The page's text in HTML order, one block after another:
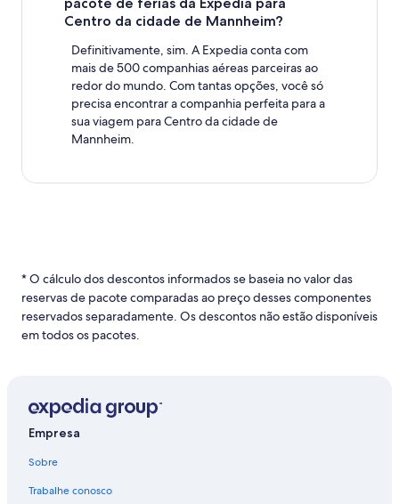
Centro da cidade de Mannheim?
Definitivamente, sim. A Expedia conta com
mais de 500 companhias aéreas parceiras ao
redor do mundo. Com tantas opções, você só
precisa encontrar a companhia perfeita para a
sua viagem para Centro da cidade de
Mannheim.
* O cálculo dos descontos informados se baseia no valor das
reservas de pacote comparadas ao preço desses componentes
reservados separadamente. Os descontos não estão disponíveis
em todos os pacotes.
Empresa
Sobre
Trabalhe conosco